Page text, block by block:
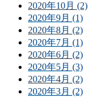
2020年10月 (2)
2020年9月 (1)
2020年8月 (2)
2020年7月 (1)
2020年6月 (2)
2020年5月 (3)
2020年4月 (2)
2020年3月 (2)